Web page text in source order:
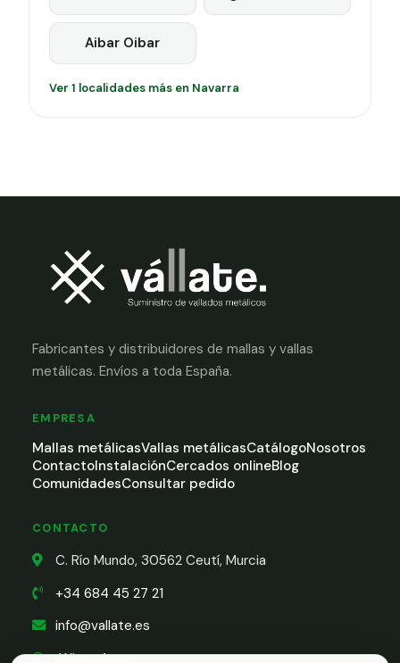
Aibar Oibar
Ver 1 localidades más en Navarra
Fabricantes y distribuidores de mallas y vallas
metálicas. Envíos a toda España.
EMPRESA
Mallas metálicasVallas metálicasCatálogoNosotros
ContactoInstalaciónCercados onlineBlog
ComunidadesConsultar pedido
CONTACTO
C. Río Mundo, 30562 Ceutí, Murcia
+34 684 45 27 21
info@vallate.es
WhatsApp